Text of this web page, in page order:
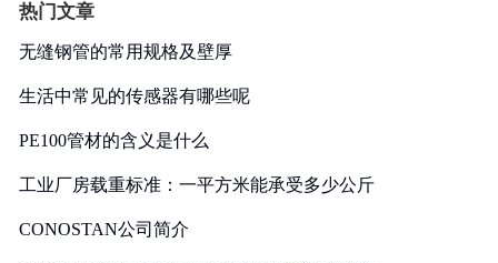
热门文章
无缝钢管的常用规格及壁厚
生活中常见的传感器有哪些呢
PE100管材的含义是什么
工业厂房载重标准：一平方米能承受多少公斤
CONOSTAN公司简介